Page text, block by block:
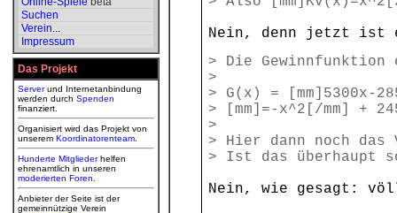
Suchen
Verein...
Impressum
Das Projekt
Serverund Internetanbindung
werden durch Spenden
finanziert.
Organisiert wird das Projekt von
unserem Koordinatorenteam
Hunderte Mitgliederhelfen
ehrenamtlich in unseren
moderierten Foren
Anbieter der Seite ist der
gemeinnützige Verein
Nein, denn jetzt ist
> Die
>
> G(x) = [mm]5300x-
> [mm]=-x^2[/mm] +
>
> Hier dann noch das
> Ist das überhaupt
Nein, wie gesagt: